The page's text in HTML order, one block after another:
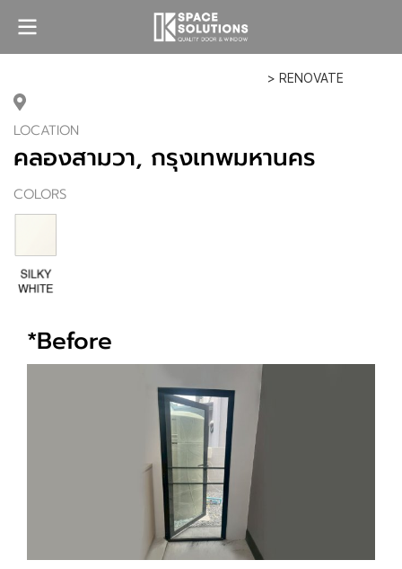
> RENOVATE
LOCATION
คลองสามวา, กรุงเทพมหานคร
COLORS
*Before